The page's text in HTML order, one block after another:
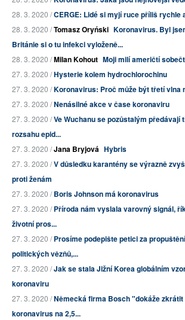
28. 3. 2020 /CERGE: Lidé si myjí ruce příliš rychle
28. 3. 2020 /Tomasz Oryński Koronavirus. Byl
Británie si o tu infekci vyloženě...
28. 3. 2020 /Milan Kohout Moji milí američtí
27. 3. 2020 /Hysterie kolem hydrochlorochinu
27. 3. 2020 /Koronavirus: Proč může být třetí vlna
27. 3. 2020 /Nenásilné akce v čase koronaviru
27. 3. 2020 /Ve Wuchanu se pozůstalým předávají
rozsahu epid...
27. 3. 2020 /Jana Bryjová Hybris
27. 3. 2020 /V důsledku karantény se výrazně
proti ženám
27. 3. 2020 /Boris Johnson má koronavirus
27. 3. 2020 /Příroda nám vyslala varovný signál,
životní pros...
27. 3. 2020 /Prosíme podepište petici za
politických vězňů,...
27. 3. 2020 /Jak se stala Jižní Korea globálním
koronaviru
27. 3. 2020 /Německá firma Bosch "dokáže
koronavirus na 2,5...